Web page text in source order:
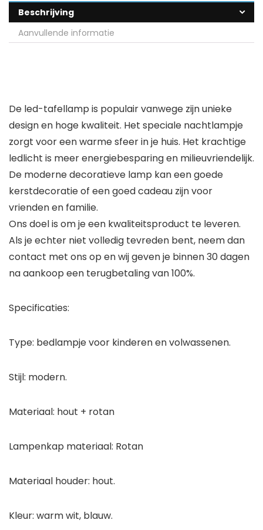
Beschrijving
Aanvullende informatie
De led-tafellamp is populair vanwege zijn unieke
design en hoge kwaliteit. Het speciale nachtlampje
zorgt voor een warme sfeer in je huis. Het krachtige
ledlicht is meer energiebesparing en milieuvriendelijk.
De moderne decoratieve lamp kan een goede
kerstdecoratie of een goed cadeau zijn voor
vrienden en familie.
Ons doel is om je een kwaliteitsproduct te leveren.
Als je echter niet volledig tevreden bent, neem dan
contact met ons op en wij geven je binnen 30 dagen
na aankoop een terugbetaling van 100%.
Specificaties:
Type: bedlampje voor kinderen en volwassenen.
Stijl: modern.
Materiaal: hout + rotan
Lampenkap materiaal: Rotan
Materiaal houder: hout.
Kleur: warm wit, blauw.